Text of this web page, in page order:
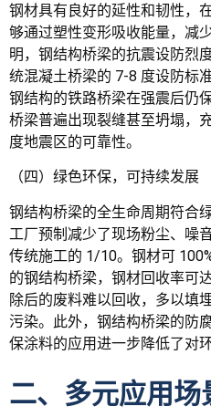
钢材具有良好的延性和韧性，
够通过塑性变形吸收能量，减
明，钢结构桥梁的抗震设防烈
统混凝土桥梁的 7-8 度设防标
钢结构的铁路桥梁在强震后仍
桥梁普遍出现裂缝甚至坍塌，
度地震区的可靠性。
（四）绿色环保，可持续发展
钢结构桥梁的全生命周期符合
工厂预制减少了现场粉尘、噪
传统施工的 1/10。钢材可
的钢结构桥梁，钢材回收率可
除后的废料难以回收，多以填
污染。此外，钢结构桥梁的防
保涂料的应用进一步降低了对
二、多元应用